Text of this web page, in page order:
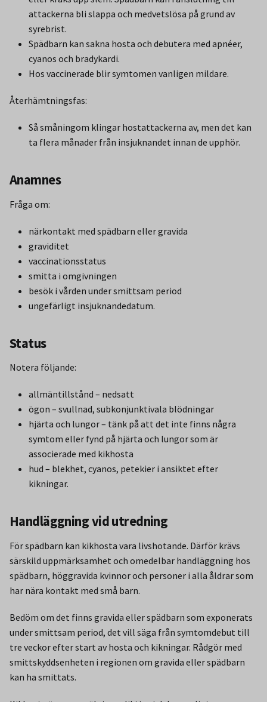
attackerna bli slappa och medvetslösa på grund av
syrebrist.
Spädbarn kan sakna hosta och debutera med apnéer,
cyanos och bradykardi.
Hos vaccinerade blir symtomen vanligen mildare.
Återhämtningsfas:
Så småningom klingar hostattackerna av, men det kan
ta flera månader från insjuknandet innan de upphör.
Anamnes
Fråga om:
närkontakt med spädbarn eller gravida
graviditet
vaccinationsstatus
smitta i omgivningen
besök i vården under smittsam period
ungefärligt insjuknandedatum.
Status
Notera följande:
allmäntillstånd – nedsatt
ögon – svullnad, subkonjunktivala blödningar
hjärta och lungor – tänk på att det inte finns några
symtom eller fynd på hjärta och lungor som är
associerade med kikhosta
hud – blekhet, cyanos, petekier i ansiktet efter
kikningar.
Handläggning vid utredning
För spädbarn kan kikhosta vara livshotande. Därför krävs
särskild uppmärksamhet och omedelbar handläggning hos
spädbarn, höggravida kvinnor och personer i alla åldrar som
har nära kontakt med små barn.
Bedöm om det finns gravida eller spädbarn som exponerats
under smittsam period, det vill säga från symtomdebut till
tre veckor efter start av hosta och kikningar. Rådgör med
smittskyddsenheten i regionen om gravida eller spädbarn
kan ha smittats.